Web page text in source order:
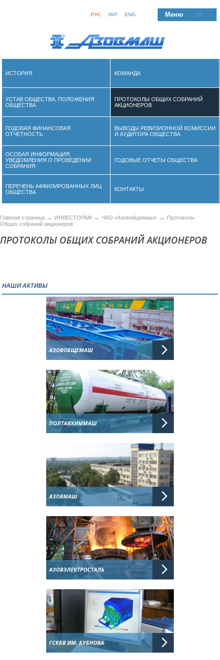
РУС УКР ENG Меню
ИСТОРИЯ КОМАНДА
УСТАВ ОБЩЕСТВА, ПОЛОЖЕНИЯ
ОБЩЕСТВА
ПРОТОКОЛЫ ОБЩИХ СОБРАНИЙ
АКЦИОНЕРОВ
ГОДОВАЯ ФИНАНСОВАЯ
ОТЧЕТНОСТЬ
ВЫВОДЫ РЕВИЗИОННОЙ КОМИССИИ
И АУДИТОРА ОБЩЕСТВА
ОСОБАЯ ИНФОРМАЦИЯ,
УВЕДОМЛЕНИЯ О ПРОВЕДЕНИИ
СОБРАНИЯ
ГОДОВЫЕ ОТЧЕТЫ ОБЩЕСТВА
ПЕРЕЧЕНЬ АФФИЛИРОВАННЫХ ЛИЦ
ОБЩЕСТВА
КОНТАКТЫ
Главная страница → ИНВЕСТОРАМ → ЧАО «Азовобщемаш» →
Протоколы
Общих собраний акционеров
ПРОТОКОЛЫ ОБЩИХ СОБРАНИЙ АКЦИОНЕРОВ
НАШИ АКТИВЫ
АЗОВОБЩЕМАШ
ПОЛТАВХИММАШ
АЗОВМАШ
АЗОВЭЛЕКТРОСТАЛЬ
ГСКБВ ИМ. БУБНОВА